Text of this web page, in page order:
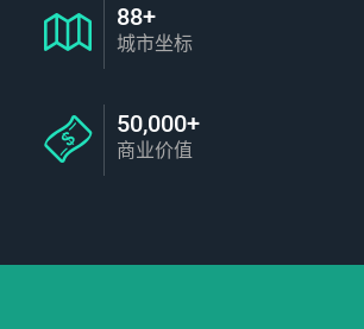
88+
城市坐标
50,000+
商业价值